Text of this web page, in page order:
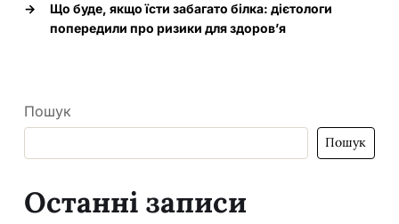
→
Що буде, якщо їсти забагато білка: дієтологи
попередили про ризики для здоров’я
Пошук
Пошук
Останні записи